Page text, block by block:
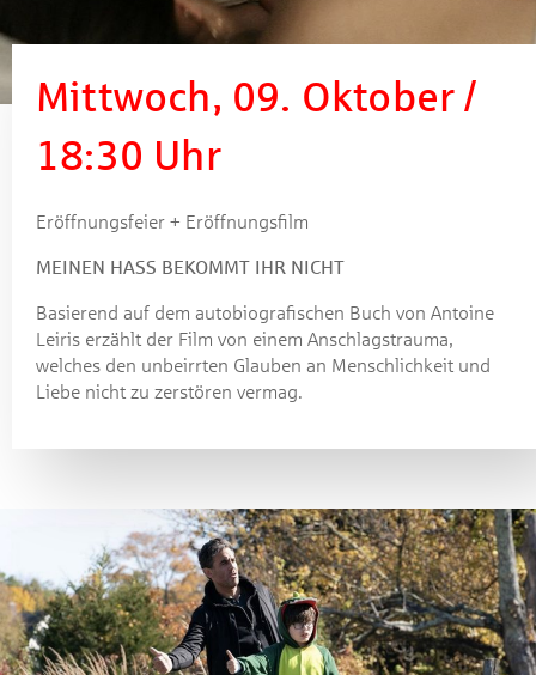
Mittwoch, 09. Oktober /
18:30 Uhr
Eröffnungsfeier + Eröffnungsfilm
MEINEN HASS BEKOMMT IHR NICHT
Basierend auf dem autobiografischen Buch von Antoine
Leiris erzählt der Film von einem Anschlagstrauma,
welches den unbeirrten Glauben an Menschlichkeit und
Liebe nicht zu zerstören vermag.